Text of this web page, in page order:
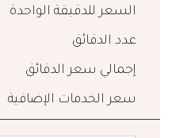
السعر للدقيقة الواحدة
عدد الدقائق
إجمالي سعر الدقائق
سعر الخدمات الإضافية